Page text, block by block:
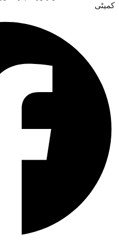
کمیٹی